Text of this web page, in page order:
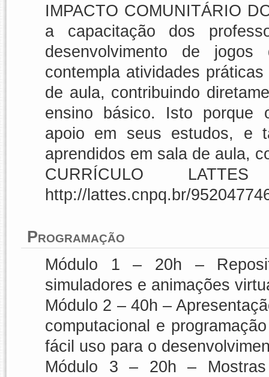
IMPACTO COMUNITÁRIO
a capacitação dos
desenvolvimento de jogos
contempla atividades
de aula, contribuindo
ensino básico. Isto porque
apoio em seus estudos, e
aprendidos em sala de aula,
CURRÍCULO
http://lattes.cnpq.br/
Programação
Módulo 1 – 20h –
simuladores e animações
Módulo 2 – 40h –
computacional e
fácil uso para o
Módulo 3 – 20h –